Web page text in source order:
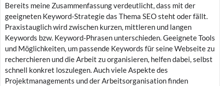
Bereits meine Zusammenfassung verdeutlicht, dass mit der
geeigneten Keyword-Strategie das Thema SEO steht oder fällt.
Praxistauglich wird zwischen kurzen, mittleren und langen
Keywords bzw. Keyword-Phrasen unterschieden. Geeignete Tools
und Möglichkeiten, um passende Keywords für seine Webseite zu
recherchieren und die Arbeit zu organisieren, helfen dabei, selbst
schnell konkret loszulegen. Auch viele Aspekte des
Projektmanagements und der Arbeitsorganisation finden